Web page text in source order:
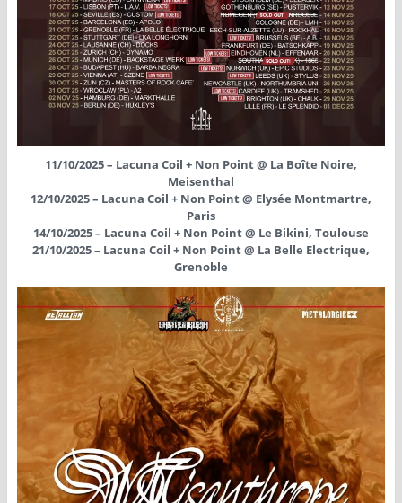
11/10/2025 – Lacuna Coil + Non Point @ La Boîte Noire,
Meisenthal
12/10/2025 – Lacuna Coil + Non Point @ Elysée Montmartre,
Paris
14/10/2025 – Lacuna Coil + Non Point @ Le Bikini, Toulouse
21/10/2025 – Lacuna Coil + Non Point @ La Belle Electrique,
Grenoble